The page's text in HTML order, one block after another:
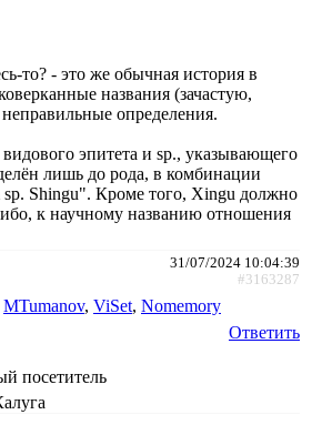
то? - это же обычная история в
названия (зачастую,
определения.
эпитета и sp., указывающего
лишь до рода, в комбинации
Shingu". Кроме того, Xingu должно
к научному названию отношения
31/07/2024 10:04:39
#3163287
MTumanov, ViSet, Nomemory
Ответить
посетитель